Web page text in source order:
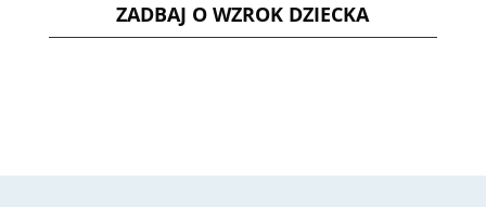
ZADBAJ O WZROK DZIECKA